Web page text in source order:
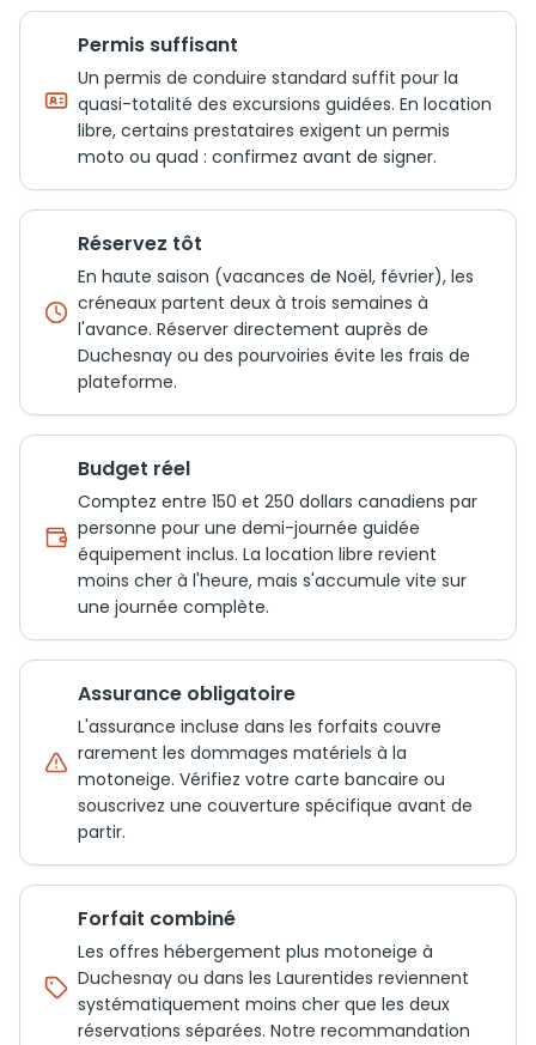
Permis suffisant
Un permis de conduire standard suffit pour la
quasi-totalité des excursions guidées. En location
libre, certains prestataires exigent un permis
moto ou quad : confirmez avant de signer.
Réservez tôt
En haute saison (vacances de Noël, février), les
créneaux partent deux à trois semaines à
l'avance. Réserver directement auprès de
Duchesnay ou des pourvoiries évite les frais de
plateforme.
Budget réel
Comptez entre 150 et 250 dollars canadiens par
personne pour une demi-journée guidée
équipement inclus. La location libre revient
moins cher à l'heure, mais s'accumule vite sur
une journée complète.
Assurance obligatoire
L'assurance incluse dans les forfaits couvre
rarement les dommages matériels à la
motoneige. Vérifiez votre carte bancaire ou
souscrivez une couverture spécifique avant de
partir.
Forfait combiné
Les offres hébergement plus motoneige à
Duchesnay ou dans les Laurentides reviennent
systématiquement moins cher que les deux
réservations séparées. Notre recommandation